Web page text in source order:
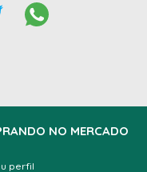
NO MERCADO
perfil